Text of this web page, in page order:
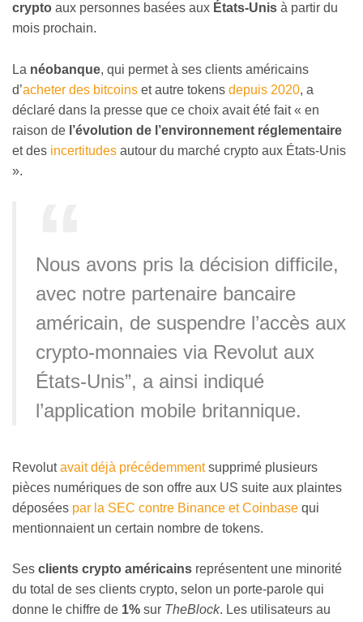
crypto aux personnes basées aux États-Unis à partir du
mois prochain.
La néobanque, qui permet à ses clients américains
d’acheter des bitcoins et autre tokens depuis 2020, a
déclaré dans la presse que ce choix avait été fait « en
raison de l’évolution de l’environnement réglementaire
et des incertitudes autour du marché crypto aux États-Unis
».
Nous avons pris la décision difficile,
avec notre partenaire bancaire
américain, de suspendre l’accès aux
crypto-monnaies via Revolut aux
États-Unis”, a ainsi indiqué
l’application mobile britannique.
Revolutavait déjà précédemmentsupprimé plusieurs
pièces numériques de son offre aux US suite aux plaintes
déposées par la SEC contre Binance et Coinbase qui
mentionnaient un certain nombre de tokens.
Ses clients crypto américains représentent une minorité
du total de ses clients crypto, selon un porte-parole qui
donne le chiffre de 1% sur TheBlock. Les utilisateurs au